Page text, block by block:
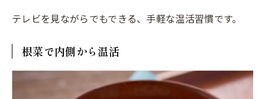
テレビを見ながらでもできる、手軽な温活習慣です。
根菜で内側から温活